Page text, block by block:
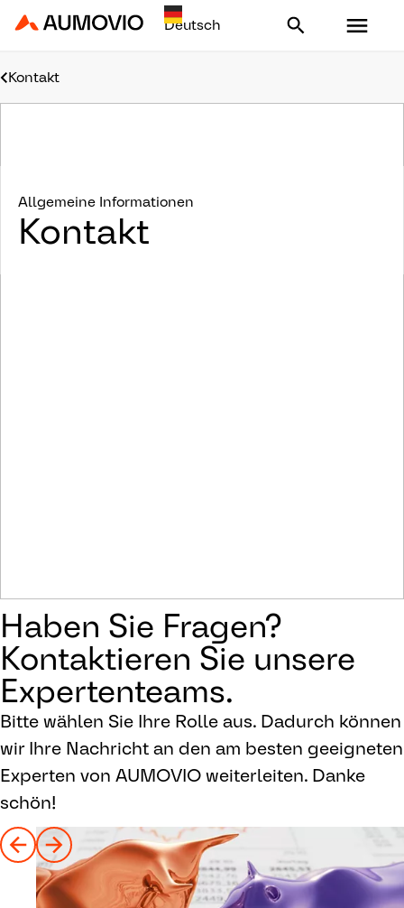
Aumovio - Homepage
Kontakt
Allgemeine Informationen
Kontakt
Haben Sie Fragen?
Kontaktieren Sie unsere
Expertenteams.
Bitte wählen Sie Ihre Rolle aus. Dadurch können
wir Ihre Nachricht an den am besten geeigneten
Experten von AUMOVIO weiterleiten. Danke
schön!